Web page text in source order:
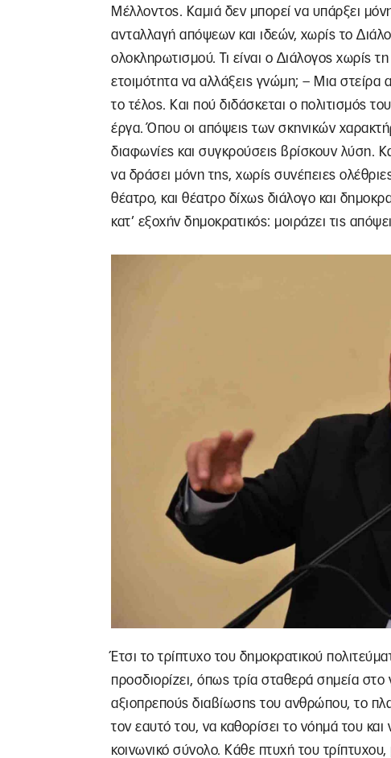
Μέλλοντος. Καμιά δεν μπορεί να υπάρξει
ανταλλαγή απόψεων και ιδεών, χωρίς το
ολοκληρωτισμού. Τι είναι ο Διάλογος χωρίς
ετοιμότητα να αλλάξεις γνώμη; – Mια
το τέλος. Και πού διδάσκεται ο πολιτισμός
έργα. Όπου οι απόψεις των σκηνικών
διαφωνίες και συγκρούσεις βρίσκουν λύση.
να δράσει μόνη της, χωρίς συνέπειες
θέατρο, και θέατρο δίχως διάλογο και
κατ’ εξοχήν δημοκρατικός: μοιράζει τις
Έτσι το τρίπτυχο του δημοκρατικού
προσδιορίζει, όπως τρία σταθερά σημεία
αξιοπρεπούς διαβίωσης του ανθρώπου, το
τον εαυτό του, να καθορίσει το νόημά του
κοινωνικό σύνολο. Κάθε πτυχή του τρίπτυχου,